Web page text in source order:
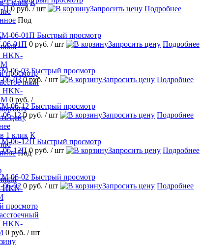
П 0 руб./ шт Запросить цену Подробнее
Быстрый просмотр
01П 0 руб. / шт Запросить цену Подробнее
Быстрый просмотр
03 0 руб. / шт Запросить цену Подробнее
Быстрый просмотр
12 0 руб. / шт Запросить цену Подробнее
Быстрый просмотр
06-12П 0 руб. / шт Запросить цену Подробнее
Быстрый просмотр
02 0 руб. / шт Запросить цену Подробнее
1 клик К
Под
просмотр
HKN-
0 руб. /
цену
1 клик К
Под
просмотр
HKN-
0 руб. / шт